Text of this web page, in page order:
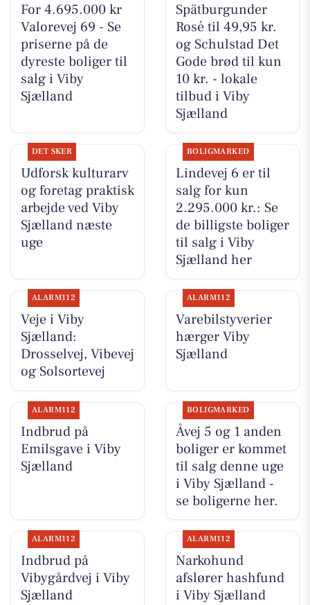
For 4.695.000 kr
Valorevej 69 - Se
priserne på de
dyreste boliger til
salg i Viby
Sjælland
Spätburgunder
Rosé til 49,95 kr.
og Schulstad Det
Gode brød til kun
10 kr. - lokale
tilbud i Viby
Sjælland
DET SKER
Udforsk kulturarv
og foretag praktisk
arbejde ved Viby
Sjælland næste
uge
BOLIGMARKED
Lindevej 6 er til
salg for kun
2.295.000 kr.: Se
de billigste boliger
til salg i Viby
Sjælland her
ALARM112
Veje i Viby
Sjælland:
Drosselvej, Vibevej
og Solsortevej
ALARM112
Varebilstyverier
hærger Viby
Sjælland
ALARM112
Indbrud på
Emilsgave i Viby
Sjælland
BOLIGMARKED
Åvej 5 og 1 anden
boliger er kommet
til salg denne uge
i Viby Sjælland -
se boligerne her.
ALARM112
Indbrud på
Vibygårdvej i Viby
Sjælland
ALARM112
Narkohund
afslører hashfund
i Viby Sjælland